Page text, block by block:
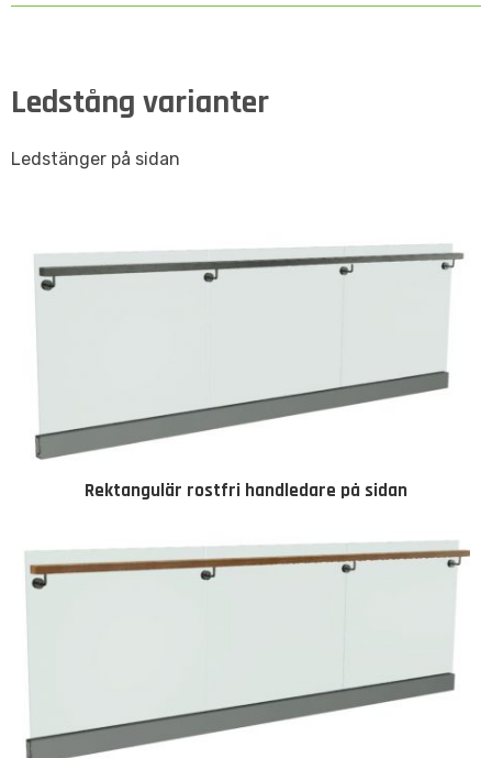
Ledstång varianter
Ledstänger på sidan
Rektangulär rostfri handledare på sidan